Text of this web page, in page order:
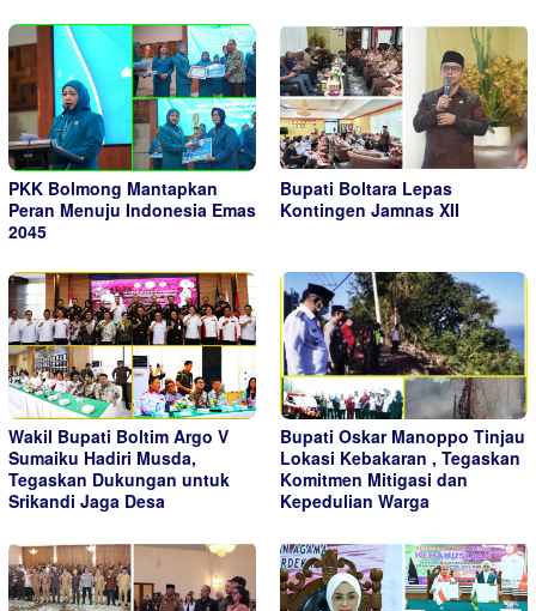
PKK Bolmong Mantapkan
Peran Menuju Indonesia Emas
2045
Bupati Boltara Lepas
Kontingen Jamnas XII
Wakil Bupati Boltim Argo V
Sumaiku Hadiri Musda,
Tegaskan Dukungan untuk
Srikandi Jaga Desa
Bupati Oskar Manoppo Tinjau
Lokasi Kebakaran , Tegaskan
Komitmen Mitigasi dan
Kepedulian Warga